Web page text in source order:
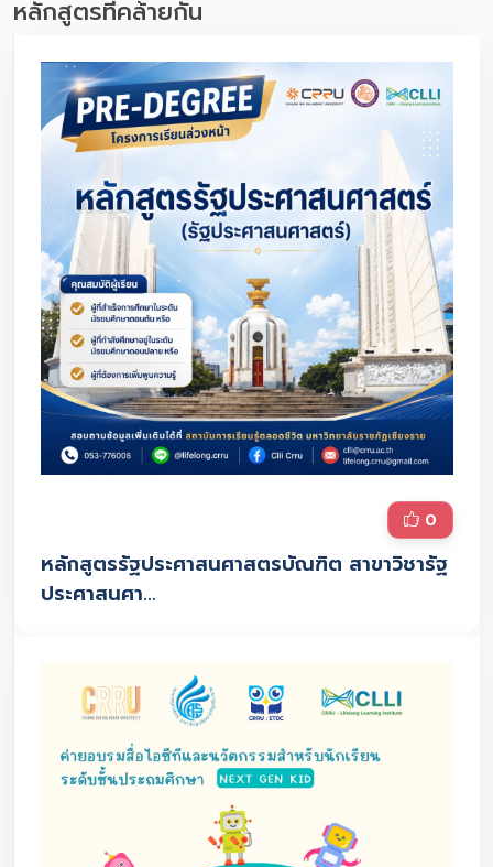
หลักสูตรที่คล้ายกัน
0
หลักสูตรรัฐประศาสนศาสตรบัณฑิต สาขาวิชารัฐ
ประศาสนศา…